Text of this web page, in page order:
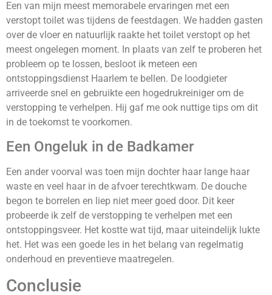
Een van mijn meest memorabele ervaringen met een
verstopt toilet was tijdens de feestdagen. We hadden gasten
over de vloer en natuurlijk raakte het toilet verstopt op het
meest ongelegen moment. In plaats van zelf te proberen het
probleem op te lossen, besloot ik meteen een
ontstoppingsdienst Haarlem te bellen. De loodgieter
arriveerde snel en gebruikte een hogedrukreiniger om de
verstopping te verhelpen. Hij gaf me ook nuttige tips om dit
in de toekomst te voorkomen.
Een Ongeluk in de Badkamer
Een ander voorval was toen mijn dochter haar lange haar
waste en veel haar in de afvoer terechtkwam. De douche
begon te borrelen en liep niet meer goed door. Dit keer
probeerde ik zelf de verstopping te verhelpen met een
ontstoppingsveer. Het kostte wat tijd, maar uiteindelijk lukte
het. Het was een goede les in het belang van regelmatig
onderhoud en preventieve maatregelen.
Conclusie